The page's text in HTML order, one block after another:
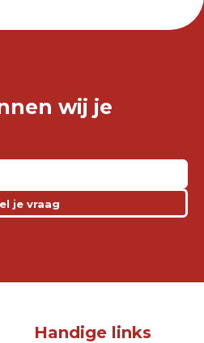
wij je
je vraag
Handige links